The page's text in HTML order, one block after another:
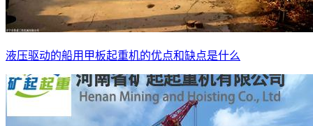
液压驱动的船用甲板起重机的优点和缺点是什么